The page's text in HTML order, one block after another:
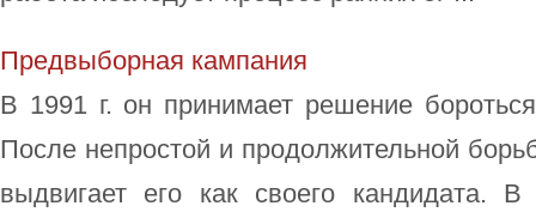
Предвыборная кампания
В 1991 г. он принимает решение
После непростой и продолжительной
выдвигает его как своего кандидата. В